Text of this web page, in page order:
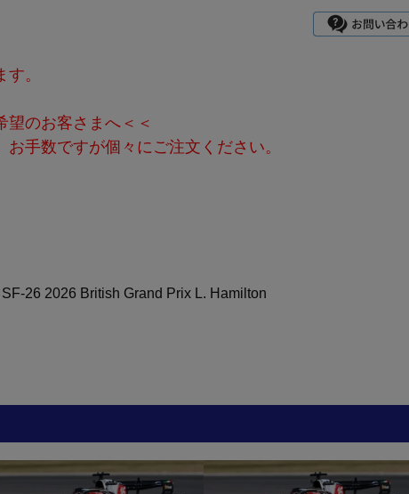
。
望のお客さまへ＜＜
手数ですが個々にご注文ください。
26 2026 British Grand Prix L. Hamilton